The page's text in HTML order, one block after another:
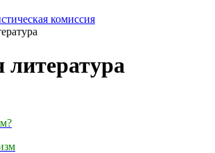
комиссия
литература